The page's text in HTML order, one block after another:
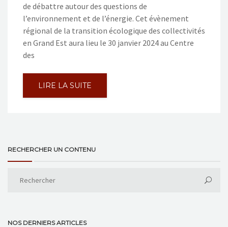
de débattre autour des questions de
l’environnement et de l’énergie. Cet évènement
régional de la transition écologique des collectivités
en Grand Est aura lieu le 30 janvier 2024 au Centre
des
LIRE LA SUITE
RECHERCHER UN CONTENU
NOS DERNIERS ARTICLES